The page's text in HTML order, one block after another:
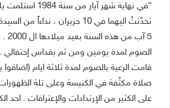
“في نهاية شهر آيار
تحدّثتُ اليهما في 10 حزيران ،
5
الصوم لمدة يومين ومن ثم بقداس إحتفالي .
قامت الرعية بالصوم لمدة ثلاثة ايام
صلاة مكثّفة في الكنيسة وعلى تلة
على الكثير من الإرتدادات والإعترافات . احد